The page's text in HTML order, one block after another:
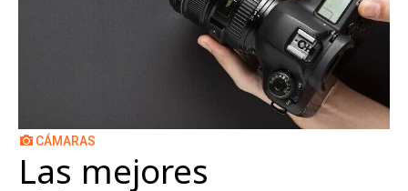
CÁMARAS
Las mejores